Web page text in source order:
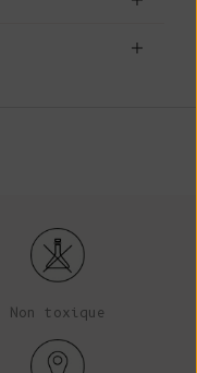
Non toxique